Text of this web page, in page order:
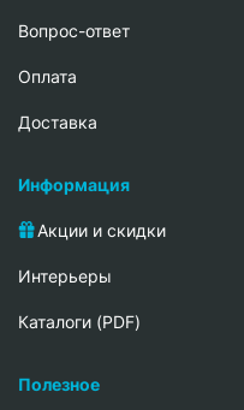
Вопрос-ответ
Oплата
Доставка
Информация
Акции и скидки
Интерьеры
Каталоги (PDF)
Полезное